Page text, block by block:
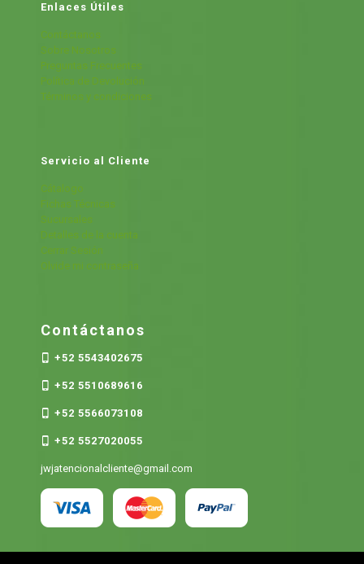
Enlaces Útiles
Contáctanos
Sobre Nosotros
Preguntas Frecuentes
Política de Devolución
Términos y condiciones
Servicio al Cliente
Cátalogo
Fichas Técnicas
Sucursales
Detalles de la cuenta
Cerrar Sesión
Olvide mi contraseña
Contáctanos
+52 5543402675
+52 5510689616
+52 5566073108
+52 5527020055
jwjatencionalcliente@gmail.com